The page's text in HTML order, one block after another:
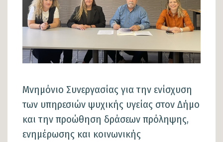
Μνημόνιο Συνεργασίας για την ενίσχυση
των υπηρεσιών ψυχικής υγείας στον Δήμο
και την προώθηση δράσεων πρόληψης,
ενημέρωσης και κοινωνικής